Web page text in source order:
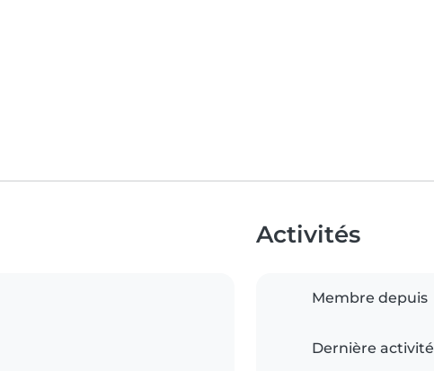
Activités
Membre depuis
Dernière activité